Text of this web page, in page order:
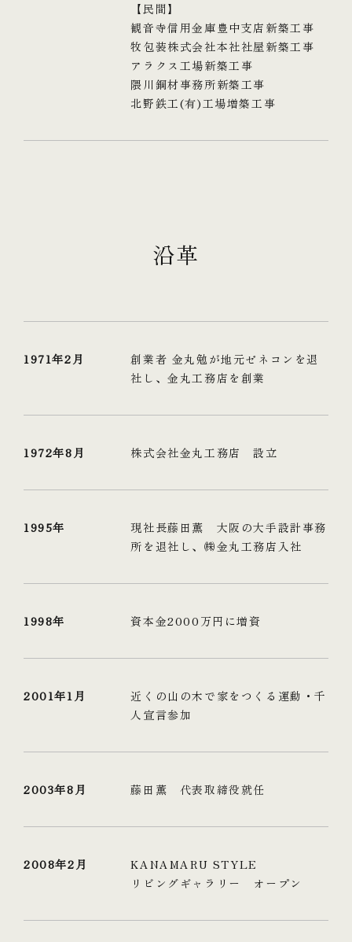
【民間】
観音寺信用金庫豊中支店新築工事
牧包装株式会社本社社屋新築工事
アラクス工場新築工事
隈川鋼材事務所新築工事
北野鉄工(有)工場増築工事
沿革
1971年2月
創業者 金丸勉が地元ゼネコンを退
社し、金丸工務店を創業
1972年8月 株式会社金丸工務店 設立
1995年
現社長藤田薫 大阪の大手設計事務
所を退社し、㈱金丸工務店入社
1998年 資本金2000万円に増資
2001年1月
近くの山の木で家をつくる運動・千
人宣言参加
2003年8月 藤田薫 代表取締役就任
2008年2月
KANAMARU STYLE
リビングギャラリー オープン